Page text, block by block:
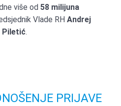
više od58 milijuna
Vlade RHAndrej
Piletić.
PRIJAVE